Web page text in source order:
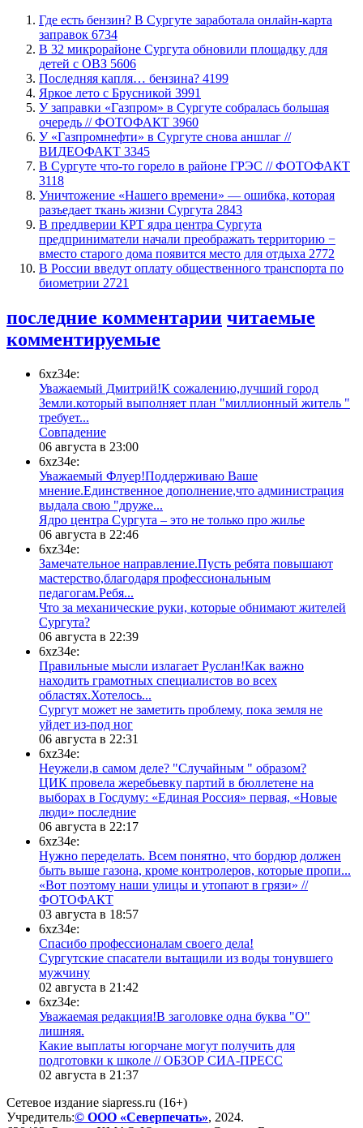
​Где есть бензин? В Сургуте заработала онлайн-карта
заправок 6734
В 32 микрорайоне Сургута обновили площадку для
детей с ОВЗ 5606
​Последняя капля… бензина? 4199
Яркое лето с Брусникой 3991
​У заправки «Газпром» в Сургуте собралась большая
очередь // ФОТОФАКТ 3960
У «Газпромнефти» в Сургуте снова аншлаг //
ВИДЕОФАКТ 3345
​В Сургуте что-то горело в районе ГРЭС // ФОТОФАКТ
3118
​Уничтожение «Нашего времени» — ошибка, которая
разъедает ткань жизни Сургута 2843
​В преддверии КРТ ядра центра Сургута
предприниматели начали преображать территорию −
вместо старого дома появится место для отдыха 2772
В России введут оплату общественного транспорта по
биометрии 2721
последние комментарии читаемые
комментируемые
6xz34e:
Уважаемый Дмитрий!К сожалению,лучший город
Земли.который выполняет план "миллионный житель "
требует...
​Совпадение
06 августа в 23:00
6xz34e:
Уважаемый Флуер!Поддерживаю Ваше
мнение.Единственное дополнение,что администрация
выдала свою "друже...
​Ядро центра Сургута ‒ это не только про жилье
06 августа в 22:46
6xz34e:
Замечательное направление.Пусть ребята повышают
мастерство,благодаря профессиональным
педагогам.Ребя...
​Что за механические руки, которые обнимают жителей
Сургута?
06 августа в 22:39
6xz34e:
Правильные мысли излагает Руслан!Как важно
находить грамотных специалистов во всех
областях.Хотелось...
Сургут может не заметить проблему, пока земля не
уйдет из-под ног
06 августа в 22:31
6xz34e:
Неужели,в самом деле? "Случайным " образом?
ЦИК провела жеребьевку партий в бюллетене на
выборах в Госдуму: «Единая Россия» первая, «Новые
люди» последние
06 августа в 22:17
6xz34e:
Нужно переделать. Всем понятно, что бордюр должен
быть выше газона, кроме контролеров, которые пропи...
«Вот поэтому наши улицы и утопают в грязи» //
ФОТОФАКТ
03 августа в 18:57
6xz34e:
Спасибо профессионалам своего дела!
Сургутские спасатели вытащили из воды тонувшего
мужчину
02 августа в 21:42
6xz34e:
Уважаемая редакция!В заголовке одна буква "О"
лишняя.
Какие выплаты югорчане могут получить для
подготовки к школе // ОБЗОР СИА-ПРЕСС
02 августа в 21:37
Сетевое издание siapress.ru (16+)
Учредитель:© ООО «Северпечать», 2024.